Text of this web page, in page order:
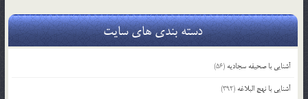
دسته بندی های سایت
آشنایی با صحیفه سجادیه (56)
آشنایی با نهج البلاغه (392)